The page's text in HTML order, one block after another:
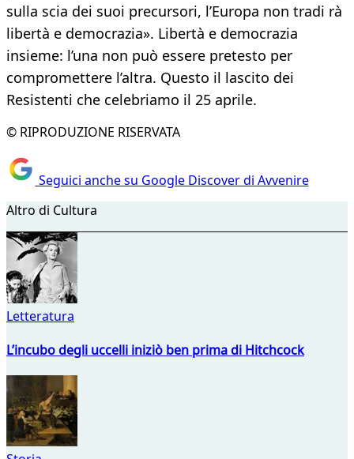
sulla scia dei suoi precursori, l’Europa non tradi rà
libertà e democrazia». Libertà e democrazia
insieme: l’una non può essere pretesto per
compromettere l’altra. Questo il lascito dei
Resistenti che celebriamo il 25 aprile.
© RIPRODUZIONE RISERVATA
Seguici anche su Google Discover di Avvenire
Altro di Cultura
Letteratura
L’incubo degli uccelli iniziò ben prima di Hitchcock